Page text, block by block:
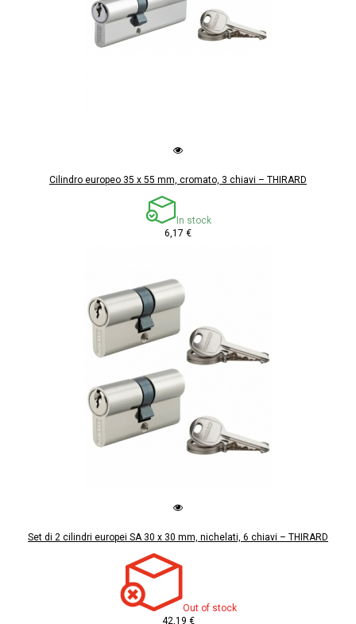
Cilindro europeo 35 x 55 mm, cromato, 3 chiavi – THIRARD
In stock
6,17 €
Set di 2 cilindri europei SA 30 x 30 mm, nichelati, 6 chiavi – THIRARD
Out of stock
42,19 €